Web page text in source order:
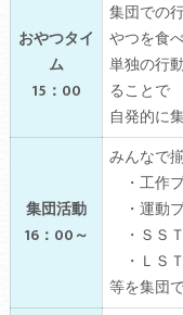
おやつタイ
ム
15：00
集団での
やつを食
単独の行
ることで
自発的に
集団活動
16：00～
みんなで
・工作
・運動
・ＳＳ
・ＬＳ
等を集団